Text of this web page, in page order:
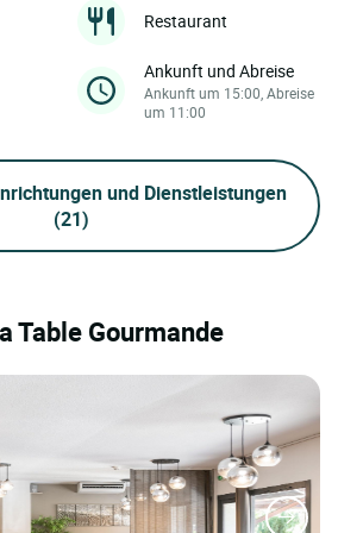
Restaurant
Ankunft und Abreise
Ankunft um 15:00, Abreise
um 11:00
und Dienstleistungen
(21)
Table Gourmande